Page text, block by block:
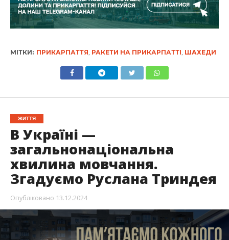
МІТКИ: ПРИКАРПАТТЯ РАКЕТИ НА ПРИКАРПАТТІ ШАХЕДИ
ЖИТТЯ
В Україні —
загальнонаціональна
хвилина мовчання.
Згадуємо Руслана Триндея
Опубліковано 13.12.2024